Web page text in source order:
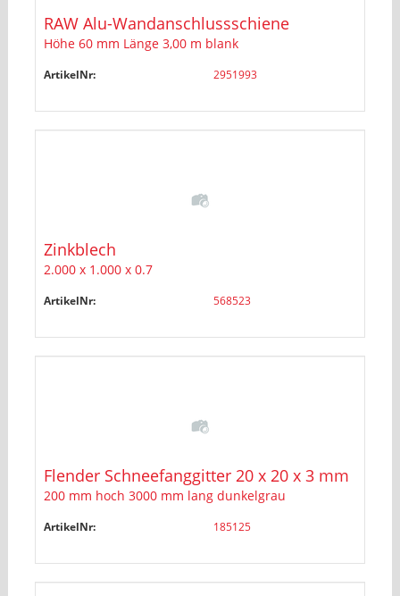
RAW Alu-Wandanschlussschiene
Höhe 60 mm Länge 3,00 m blank
ArtikelNr: 2951993
Zinkblech
2.000 x 1.000 x 0.7
ArtikelNr: 568523
Flender Schneefanggitter 20 x 20 x 3 mm
200 mm hoch 3000 mm lang dunkelgrau
ArtikelNr: 185125